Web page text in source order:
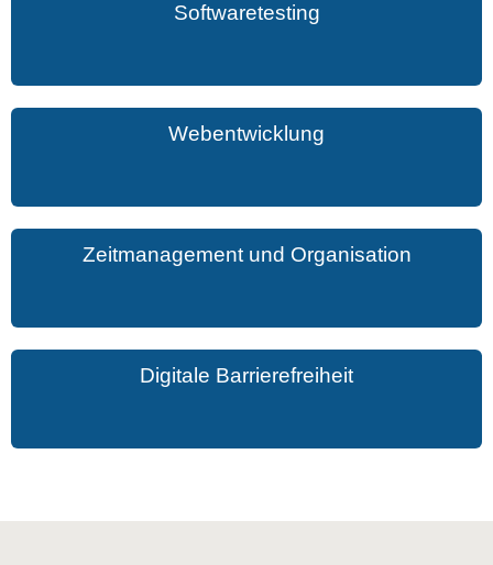
Softwaretesting
Webentwicklung
Zeitmanagement und Organisation
Digitale Barrierefreiheit